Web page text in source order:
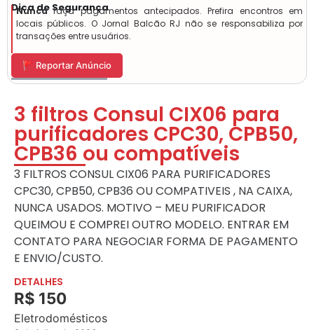
Dica de Segurança
Nuncafaça pagamentos antecipados. Prefira encontros em
locais públicos. O Jornal Balcão RJ não se responsabiliza por
transações entre usuários.
🚩 Reportar Anúncio
3 filtros Consul CIX06 para
purificadores CPC30, CPB50,
CPB36 ou compatíveis
3 FILTROS CONSUL CIX06 PARA PURIFICADORES
CPC30, CPB50, CPB36 OU COMPATIVEIS , NA CAIXA,
NUNCA USADOS. MOTIVO – MEU PURIFICADOR
QUEIMOU E COMPREI OUTRO MODELO. ENTRAR EM
CONTATO PARA NEGOCIAR FORMA DE PAGAMENTO
E ENVIO/CUSTO.
DETALHES
R$ 150
Eletrodomésticos